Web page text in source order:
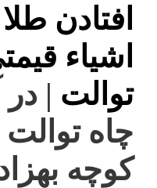
افتادن
اشیاء
توالت | در
چاه
کوچه